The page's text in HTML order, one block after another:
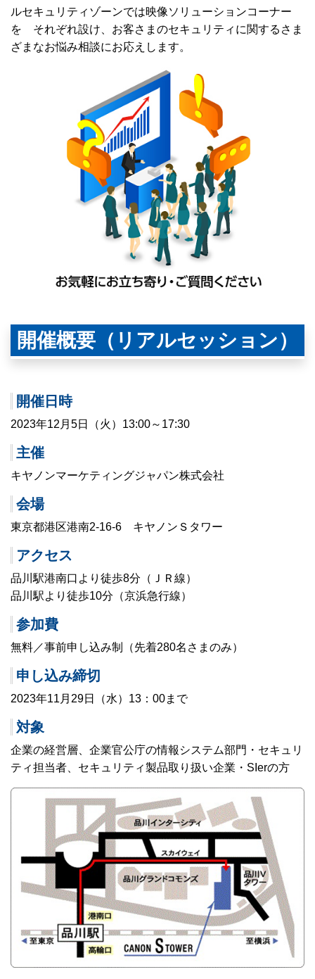
ルセキュリティゾーンでは映像ソリューションコーナー
を それぞれ設け、お客さまのセキュリティに関するさま
ざまなお悩み相談にお応えします。
開催概要（リアルセッション）
開催日時
2023年12月5日（火）13:00～17:30
主催
キヤノンマーケティングジャパン株式会社
会場
東京都港区港南2-16-6 キヤノンＳタワー
アクセス
品川駅港南口より徒歩8分（ＪＲ線）
品川駅より徒歩10分（京浜急行線）
参加費
無料／事前申し込み制（先着280名さまのみ）
申し込み締切
2023年11月29日（水）13：00まで
対象
企業の経営層、企業官公庁の情報システム部門・セキュリ
ティ担当者、セキュリティ製品取り扱い企業・SIerの方